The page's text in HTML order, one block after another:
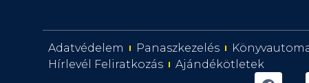
Adatvédelem Panaszkezelés
Hírlevél Feliratkozás
Ajándékötletek